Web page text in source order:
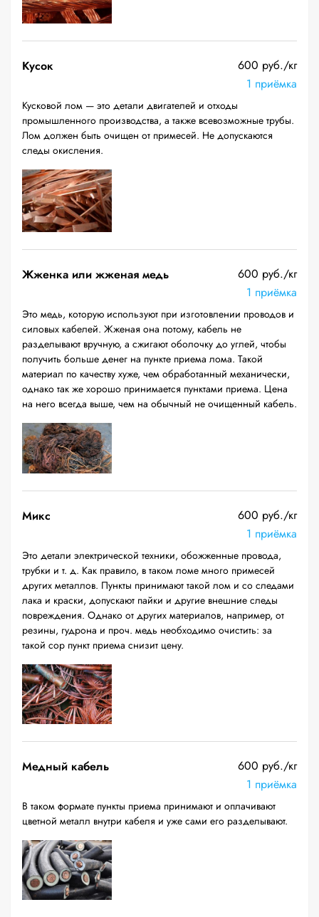
Кусок
600 руб./кг
1 приёмка
Кусковой лом — это детали двигателей и отходы
промышленного производства, а также всевозможные трубы.
Лом должен быть очищен от примесей. Не допускаются
следы окисления.
Жженка или жженая медь
600 руб./кг
1 приёмка
Это медь, которую используют при изготовлении проводов и
силовых кабелей. Жженая она потому, кабель не
разделывают вручную, а сжигают оболочку до углей, чтобы
получить больше денег на пункте приема лома. Такой
материал по качеству хуже, чем обработанный механически,
однако так же хорошо принимается пунктами приема. Цена
на него всегда выше, чем на обычный не очищенный кабель.
Микс
600 руб./кг
1 приёмка
Это детали электрической техники, обожженные провода,
трубки и т. д. Как правило, в таком ломе много примесей
других металлов. Пункты принимают такой лом и со следами
лака и краски, допускают пайки и другие внешние следы
повреждения. Однако от других материалов, например, от
резины, гудрона и проч. медь необходимо очистить: за
такой сор пункт приема снизит цену.
Медный кабель
600 руб./кг
1 приёмка
В таком формате пункты приема принимают и оплачивают
цветной металл внутри кабеля и уже сами его разделывают.